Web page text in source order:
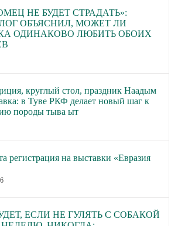
НЕ БУДЕТ СТРАДАТЬ»:
ОБЪЯСНИЛ, МОЖЕТ ЛИ
ОДИНАКОВО ЛЮБИТЬ ОБОИХ
круглый стол, праздник Наадым
в Туве РКФ делает новый шаг к
породы тыва ыт
регистрация на выставки «Евразия
ЕСЛИ НЕ ГУЛЯТЬ С СОБАКОЙ